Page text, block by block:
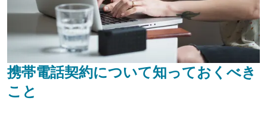
携帯電話契約について知っておくべき
こと